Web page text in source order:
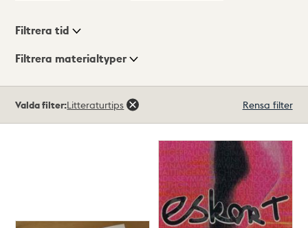
Visningsläge
Filtrera tid
Filtrera materialtyper
träffar
Valda filter:Litteraturtips Rensa filter